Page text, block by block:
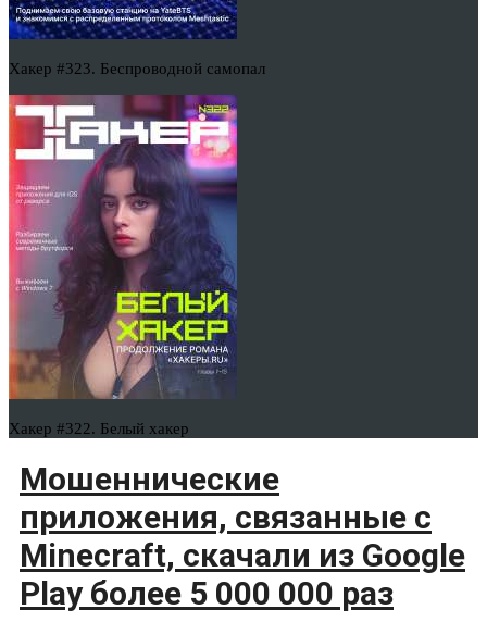
Хакер #323. Беспроводной самопал
Хакер #322. Белый хакер
Мошеннические
приложения, связанные с
Minecraft, скачали из Google
Play более 5 000 000 раз